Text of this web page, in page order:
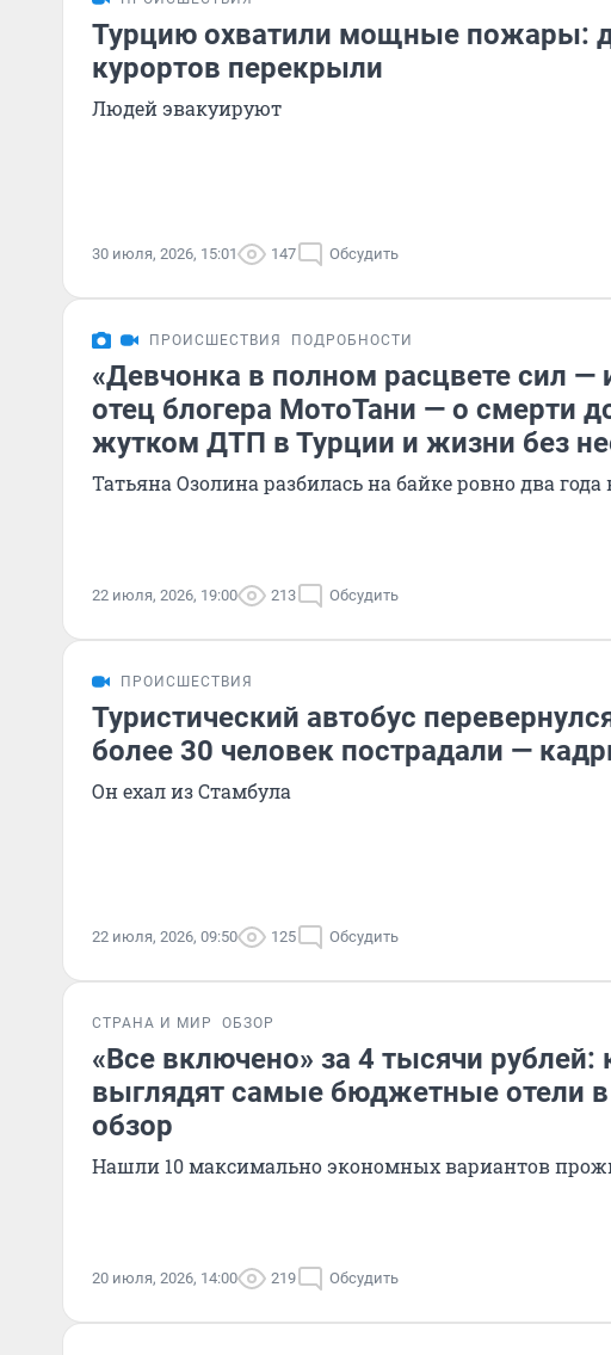
Турцию охватили мощные пожары:
курортов перекрыли
Людей эвакуируют
30 июля, 2026, 15:01 147 Обсудить
ПРОИСШЕСТВИЯ ПОДРОБНОСТИ
«Девчонка в полном расцвете сил —
отец блогера МотоТани — о смерти
жутком ДТП в Турции и жизни без
Татьяна Озолина разбилась на байке ровно два года
22 июля, 2026, 19:00 213 Обсудить
ПРОИСШЕСТВИЯ
Туристический автобус
более 30 человек пострадали —
Он ехал из Стамбула
22 июля, 2026, 09:50 125 Обсудить
СТРАНА И МИР ОБЗОР
«Все включено» за 4 тысячи рублей:
выглядят самые бюджетные отели
обзор
Нашли 10 максимально экономных вариантов
20 июля, 2026, 14:00 219 Обсудить